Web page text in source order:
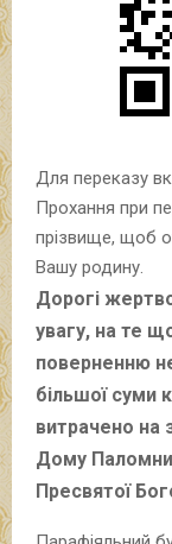
Для переказу
Прохання при
прізвище, щоб
Вашу родину.
Дорогі
увагу, на те
поверненню
більшої суми
витрачено на
Дому
Пресвятої